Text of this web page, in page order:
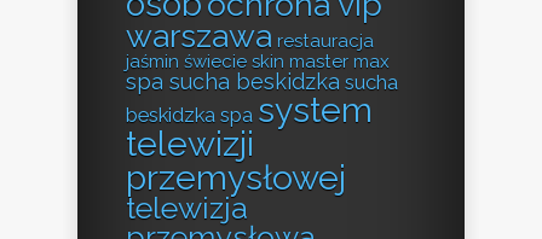
warszawa restauracja
jaśmin świecie skin master max
spa sucha beskidzka sucha
beskidzka spa system
telewizji
przemysłowej
telewizja